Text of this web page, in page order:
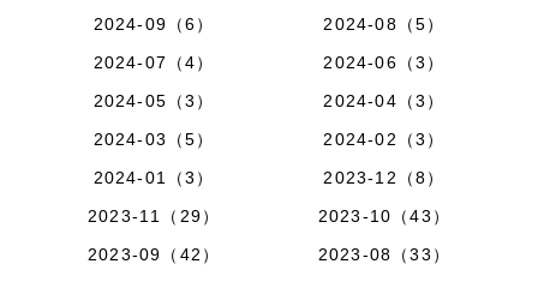
2024-09（6）
2024-08（5）
2024-07（4）
2024-06（3）
2024-05（3）
2024-04（3）
2024-03（5）
2024-02（3）
2024-01（3）
2023-12（8）
2023-11（29）
2023-10（43）
2023-09（42）
2023-08（33）